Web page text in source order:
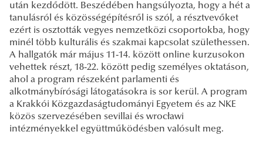
után kezdődött. Beszédében hangsúlyozta, hogy a hét a
tanulásról és közösségépítésről is szól, a résztvevőket
ezért is osztották vegyes nemzetközi csoportokba, hogy
minél több kulturális és szakmai kapcsolat születhessen.
A hallgatók már május 11-14. között online kurzusokon
vehettek részt, 18-22. között pedig személyes oktatáson,
ahol a program részeként parlamenti és
alkotmánybírósági látogatásokra is sor kerül. A program
a Krakkói Közgazdaságtudományi Egyetem és az NKE
közös szervezésében sevillai és wrocławi
intézményekkel együttműködésben valósult meg.